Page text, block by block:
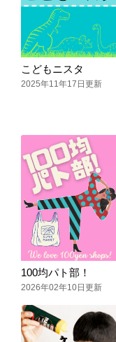
こどもニスタ
2025年11年17日更新
100均パト部！
2026年02年10日更新